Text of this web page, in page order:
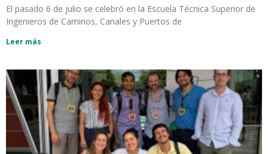
El pasado 6 de julio se celebró en la Escuela Técnica Superior de
Ingenieros de Caminos, Canales y Puertos de
Leer más